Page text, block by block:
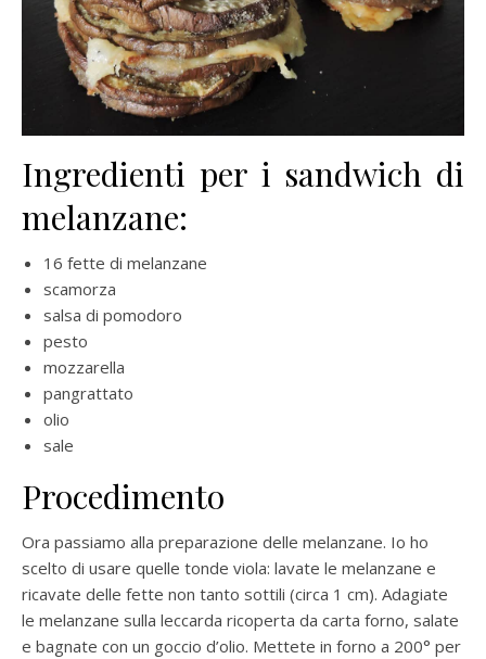
Ingredienti per i sandwich di
melanzane:
16 fette di melanzane
scamorza
salsa di pomodoro
pesto
mozzarella
pangrattato
olio
sale
Procedimento
Ora passiamo alla preparazione delle melanzane. Io ho
scelto di usare quelle tonde viola: lavate le melanzane e
ricavate delle fette non tanto sottili (circa 1 cm). Adagiate
le melanzane sulla leccarda ricoperta da carta forno, salate
e bagnate con un goccio d’olio. Mettete in forno a 200° per